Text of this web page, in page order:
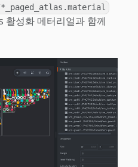
성화 메터리얼과 함께